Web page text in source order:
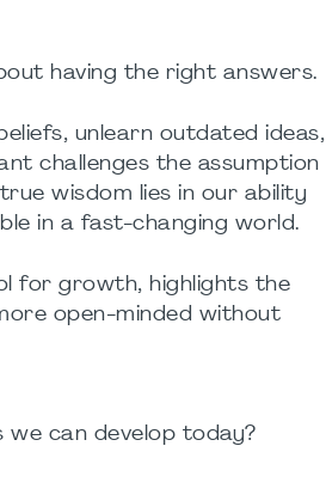
having the right answers.
unlearn outdated ideas,
challenges the assumption
wisdom lies in our ability
in a fast-changing world.
for growth, highlights the
open-minded without
can develop today?